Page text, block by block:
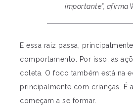
importante”, afirma
E essa raiz passa,
comportamento. Por isso, as
coleta. O foco também está na
principalmente com crianças. É
começam a se formar.